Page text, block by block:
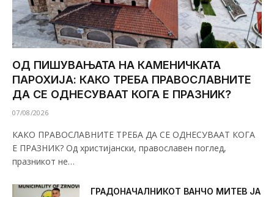
ОД ПИШУВАЊАТА НА КАМЕНИЧКАТА
ПАРОХИЈА: КАКО ТРЕБА ПРАВОСЛАВНИТЕ
ДА СЕ ОДНЕСУВААТ КОГА Е ПРАЗНИК?
07/08/2026
КАКО ПРАВОСЛАВНИТЕ ТРЕБА ДА СЕ ОДНЕСУВААТ КОГА
Е ПРАЗНИК? Од христијански, православен поглед,
празникот не…
ГРАДОНАЧАЛНИКОТ ВАНЧО МИТЕВ ЈА